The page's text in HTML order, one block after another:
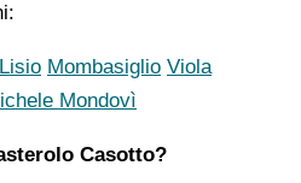
Lisio Mombasiglio Viola
Mondovì
Casotto?